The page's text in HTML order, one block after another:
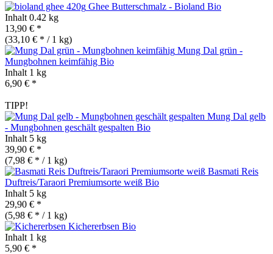
Ghee Butterschmalz - Bioland Bio
Inhalt 0.42 kg
13,90 € *
(33,10 € * / 1 kg)
Mung Dal grün -
Mungbohnen keimfähig Bio
Inhalt 1 kg
6,90 € *
TIPP!
Mung Dal gelb
- Mungbohnen geschält gespalten Bio
Inhalt 5 kg
39,90 € *
(7,98 € * / 1 kg)
Basmati Reis
Duftreis/Taraori Premiumsorte weiß Bio
Inhalt 5 kg
29,90 € *
(5,98 € * / 1 kg)
Kichererbsen Bio
Inhalt 1 kg
5,90 € *